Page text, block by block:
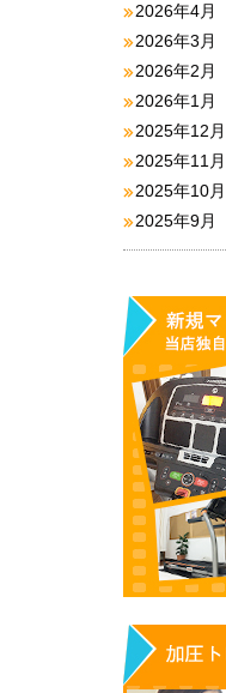
2026年4月
2026年3月
2026年2月
2026年1月
2025年12月
2025年11月
2025年10月
2025年9月